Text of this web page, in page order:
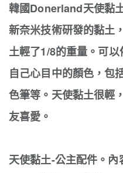
韓國Donerland天使黏
新奈米技術研發的黏土
土輕了1/8的重量。可
自己心目中的顏色，包
色筆等。天使黏土很輕
友喜愛。
天使黏土-公主配件。